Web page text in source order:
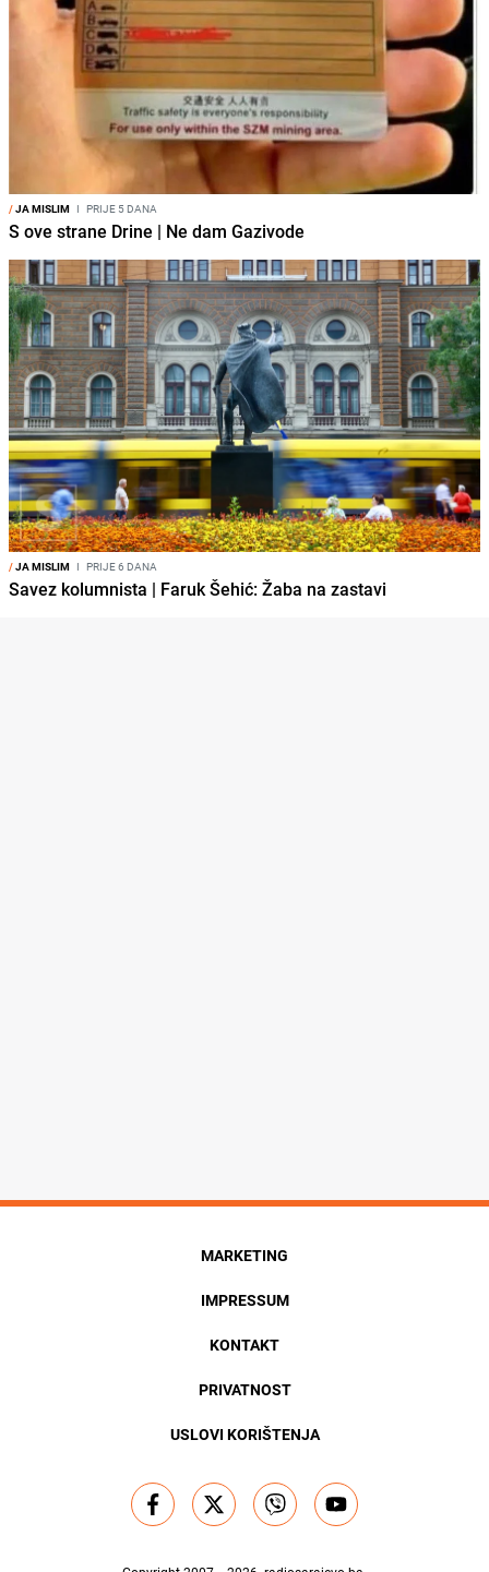
/JA MISLIM I PRIJE 5 DANA
S ove strane Drine | Ne dam Gazivode
/JA MISLIM I PRIJE 6 DANA
Savez kolumnista | Faruk Šehić: Žaba na zastavi
MARKETING
IMPRESSUM
KONTAKT
PRIVATNOST
USLOVI KORIŠTENJA